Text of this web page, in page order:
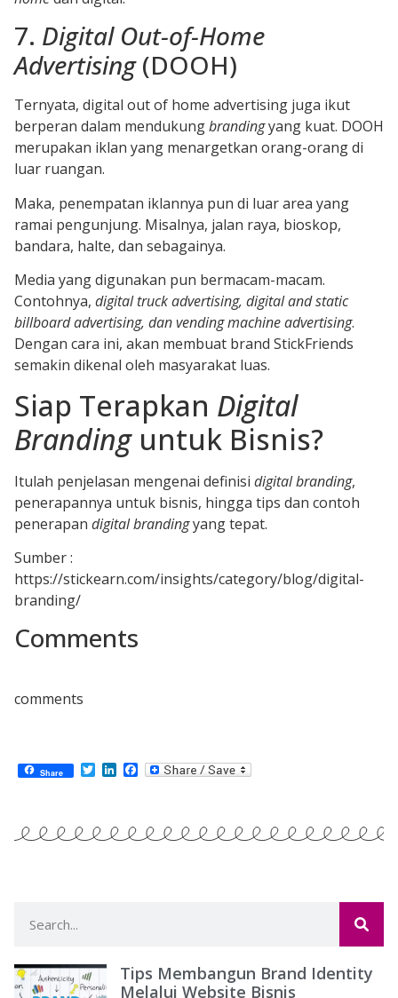
7. Digital Out-of-Home
Advertising(DOOH)
Ternyata, digital out of home advertising juga ikut
berperan dalam mendukungbrandingyang kuat. DOOH
merupakan iklan yang menargetkan orang-orang di
luar ruangan.
Maka, penempatan iklannya pun di luar area yang
ramai pengunjung. Misalnya, jalan raya, bioskop,
bandara, halte, dan sebagainya.
Media yang digunakan pun bermacam-macam.
Contohnya, digital truck advertising, digital and static
billboard advertising, dan vending machine advertising.
Dengan cara ini, akan membuat brand StickFriends
semakin dikenal oleh masyarakat luas.
Siap Terapkan Digital
Brandinguntuk Bisnis?
Itulah penjelasan mengenai definisi digital branding,
penerapannya untuk bisnis, hingga tips dan contoh
penerapan digital brandingyang tepat.
Sumber :
https://stickearn.com/insights/category/blog/digital-
branding/
Comments
comments
Share TwitterLinkedIn
Facebook
Tips Membangun Brand Identity
Melalui Website Bisnis